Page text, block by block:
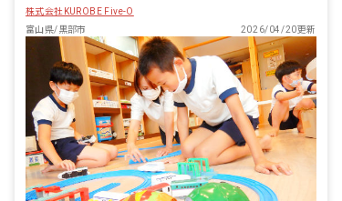
株式会社KUROBE Five-O
富山県/黒部市
2026/04/20更新